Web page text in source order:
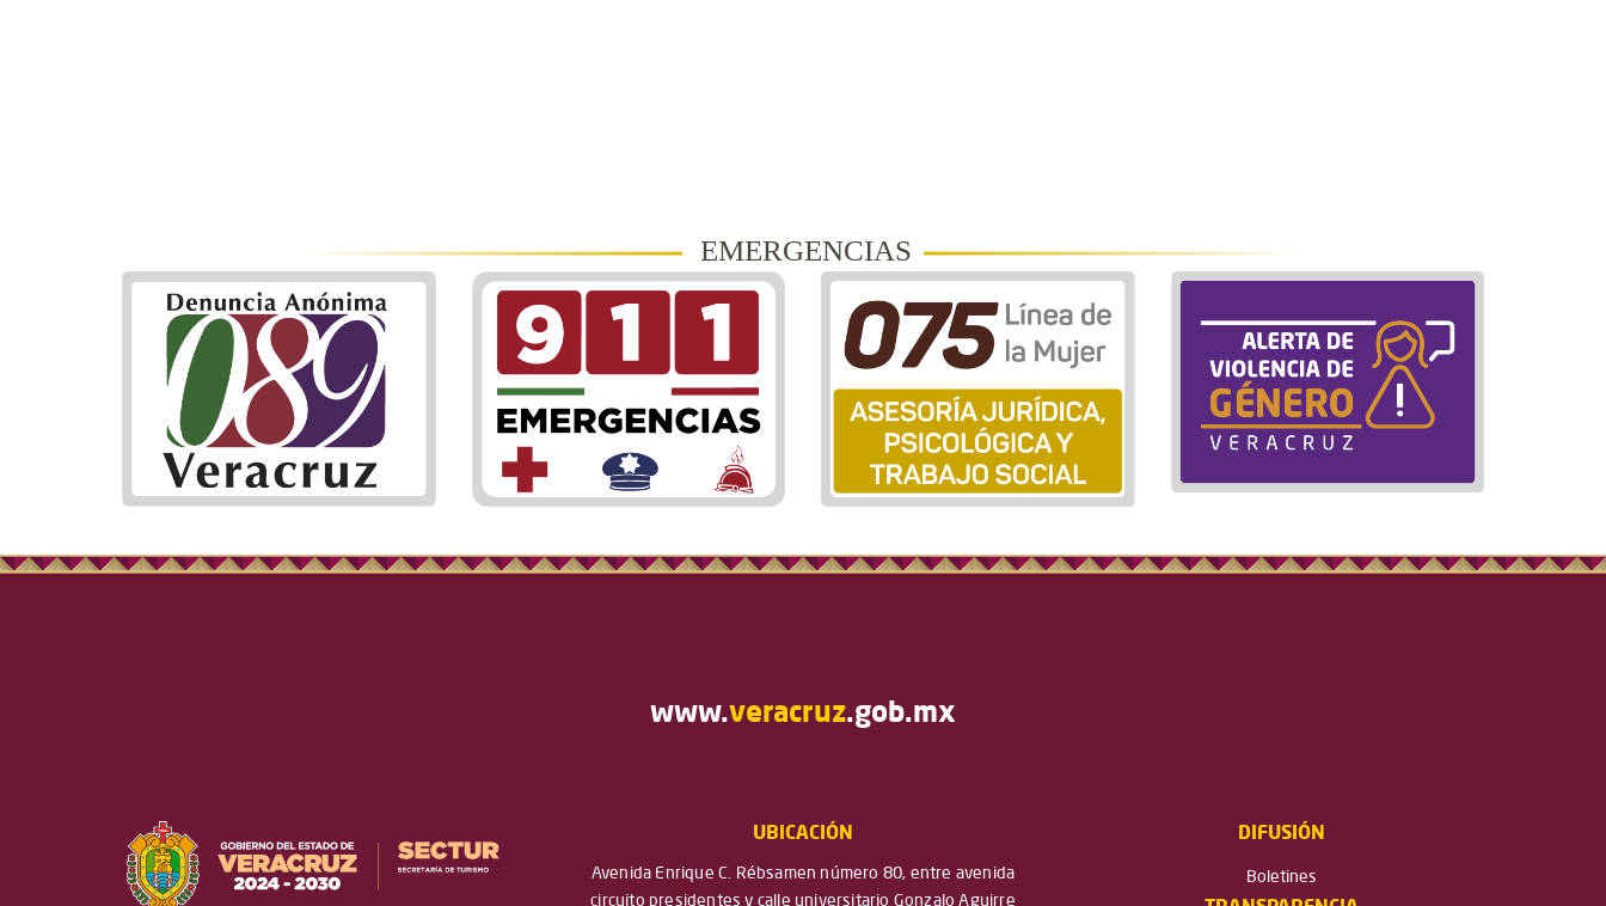
EMERGENCIAS
www.veracruz.gob.mx
UBICACIÓN
Avenida Enrique C. Rébsamen número 80, entre avenida
circuito presidentes y calle universitario Gonzalo Aguirre
DIFUSIÓN
Boletines